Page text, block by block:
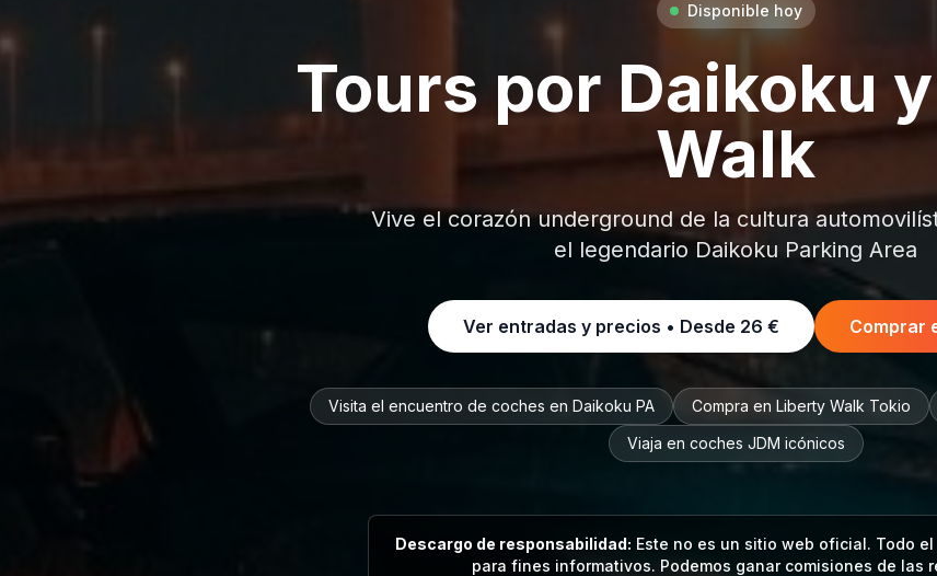
Disponible hoy
Tours por Daikoku
Walk
Vive el corazón underground de la cultura
el legendario Daikoku Parking Area
Ver entradas y precios • Desde 26 € Comprar
Visita el encuentro de coches en Daikoku PA Compra en Liberty Walk Tokio
Viaja en coches JDM icónicos
Descargo de responsabilidad: Este no es un sitio web oficial. Todo
para fines informativos. Podemos ganar comisiones de las